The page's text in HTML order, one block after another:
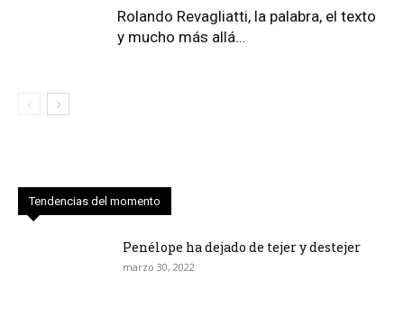
Rolando Revagliatti, la palabra, el texto
y mucho más allá…
Tendencias del momento
Penélope ha dejado de tejer y destejer
marzo 30, 2022